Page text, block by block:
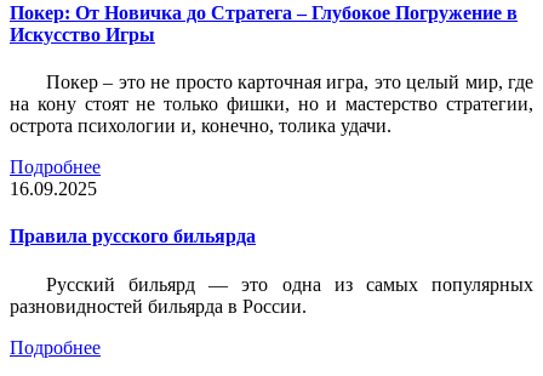
Покер: От Новичка до Стратега – Глубокое Погружение в
Искусство Игры
Покер – это не просто карточная игра, это целый мир, где
на кону стоят не только фишки, но и мастерство стратегии,
острота психологии и, конечно, толика удачи.
Подробнее
16.09.2025
Правила русского бильярда
Русский бильярд — это одна из самых популярных
разновидностей бильярда в России.
Подробнее